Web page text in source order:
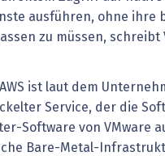
ausführen, ohne ihre
zu müssen, schreibt
ist laut dem
Service, der die
Software von VMware
Bare-Metal-